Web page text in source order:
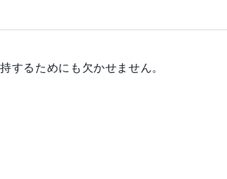
するためにも欠かせません。